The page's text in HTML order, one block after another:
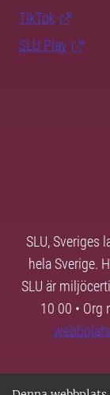
TikTok
SLU Play
SLU, Sveriges
hela Sverige.
SLU är
10 00 • Org